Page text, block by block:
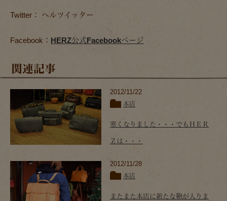
Twitter： ヘルツイッター
Facebook： HERZ公式Facebookページ
関連記事
2012/11/22
本店
寒くなりました・・・でもＨＥＲ
Ｚは・・・
2012/11/28
本店
またまた本店に新たな鞄が入りま